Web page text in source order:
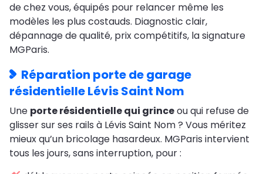
de chez vous, équipés pour relancer même les
modèles les plus costauds. Diagnostic clair,
dépannage de qualité, prix compétitifs, la signature
MGParis.
Réparation porte de garage
résidentielle Lévis Saint Nom
Une porte résidentielle qui grinceou qui refuse de
glisser sur ses rails à Lévis Saint Nom ? Vous méritez
mieux qu’un bricolage hasardeux. MGParis intervient
tous les jours, sans interruption, pour :